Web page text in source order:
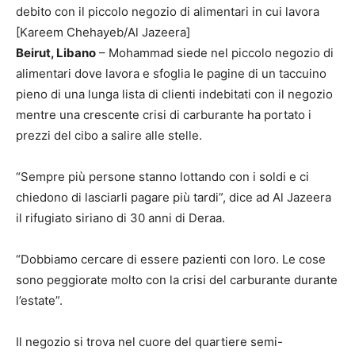
debito con il piccolo negozio di alimentari in cui lavora
[Kareem Chehayeb/Al Jazeera]
Beirut, Libano – Mohammad siede nel piccolo negozio di
alimentari dove lavora e sfoglia le pagine di un taccuino
pieno di una lunga lista di clienti indebitati con il negozio
mentre una crescente crisi di carburante ha portato i
prezzi del cibo a salire alle stelle.
“Sempre più persone stanno lottando con i soldi e ci
chiedono di lasciarli pagare più tardi”, dice ad Al Jazeera
il rifugiato siriano di 30 anni di Deraa.
“Dobbiamo cercare di essere pazienti con loro. Le cose
sono peggiorate molto con la crisi del carburante durante
l’estate”.
Il negozio si trova nel cuore del quartiere semi-